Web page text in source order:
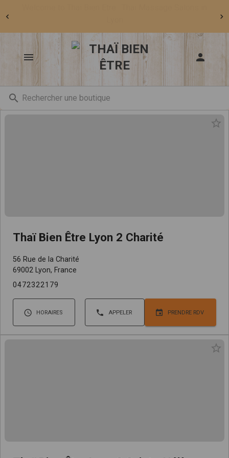
Rechercher une boutique
Thaï Bien Être Lyon 2 Charité
56 Rue de la Charité
69002 Lyon, France
0472322179
PRENDRE RDV
APPELER
HORAIRES